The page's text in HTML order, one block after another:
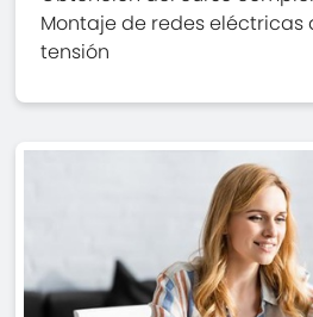
Montaje de redes eléctricas
tensión